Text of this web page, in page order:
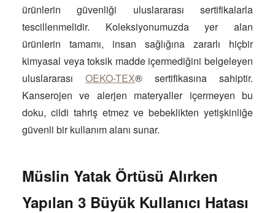
ürünlerin güvenliği uluslararası sertifikalarla
tescillenmelidir. Koleksiyonumuzda yer alan
ürünlerin tamamı, insan sağlığına zararlı hiçbir
kimyasal veya toksik madde içermediğini belgeleyen
uluslararası OEKO-TEX® sertifikasına sahiptir.
Kanserojen ve alerjen materyaller içermeyen bu
doku, cildi tahriş etmez ve bebeklikten yetişkinliğe
güvenli bir kullanım alanı sunar.
Müslin Yatak Örtüsü Alırken
Yapılan 3 Büyük Kullanıcı Hatası